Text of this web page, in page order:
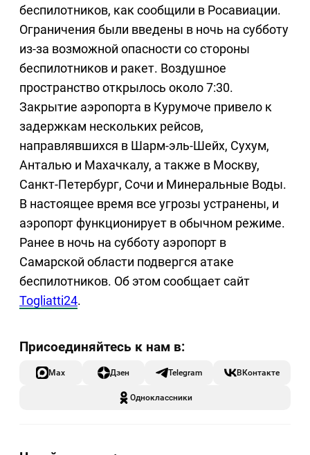
беспилотников, как сообщили в Росавиации.
Ограничения были введены в ночь на субботу
из-за возможной опасности со стороны
беспилотников и ракет. Воздушное
пространство открылось около 7:30.
Закрытие аэропорта в Курумоче привело к
задержкам нескольких рейсов,
направлявшихся в Шарм-эль-Шейх, Сухум,
Анталью и Махачкалу, а также в Москву,
Санкт-Петербург, Сочи и Минеральные Воды.
В настоящее время все угрозы устранены, и
аэропорт функционирует в обычном режиме.
Ранее в ночь на субботу аэропорт в
Самарской области подвергся атаке
беспилотников. Об этом сообщает сайт
Togliatti24.
Max Дзен Telegram ВКонтакте
Одноклассники